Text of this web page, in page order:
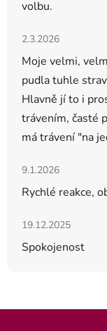
volbu.
Hodnocení
2.3.2026
Moje velmi,
pudla tuhle
Hlavně jí to i
trávením, časté
má trávení "na
Hodnocení
9.1.2026
Rychlé reakce,
Hodnocení
19.12.2025
Spokojenost